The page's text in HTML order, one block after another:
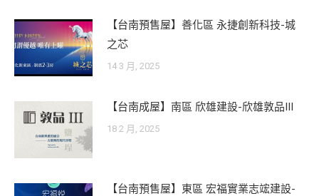
【台南預售屋】善化區 永捷創新科技-城
之芯
14 3 月, 2025
【台南成屋】南區 欣雄建設-欣雄敦品III
18 2 月, 2025
【台南預售屋】東區 宏福實業志竤建設-